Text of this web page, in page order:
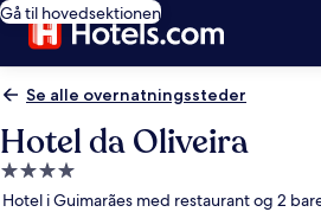
Gå til hovedsektionen
Se alle overnatningssteder
Hotel da Oliveira
4.0-
stjernet
Hotel i Guimarães med restaurant og 2